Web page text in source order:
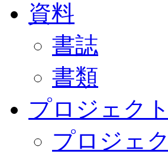
資料
書誌
書類
プロジェク
プロジェ